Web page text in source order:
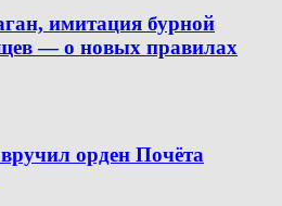
имитация бурной
— о новых правилах
орден Почёта